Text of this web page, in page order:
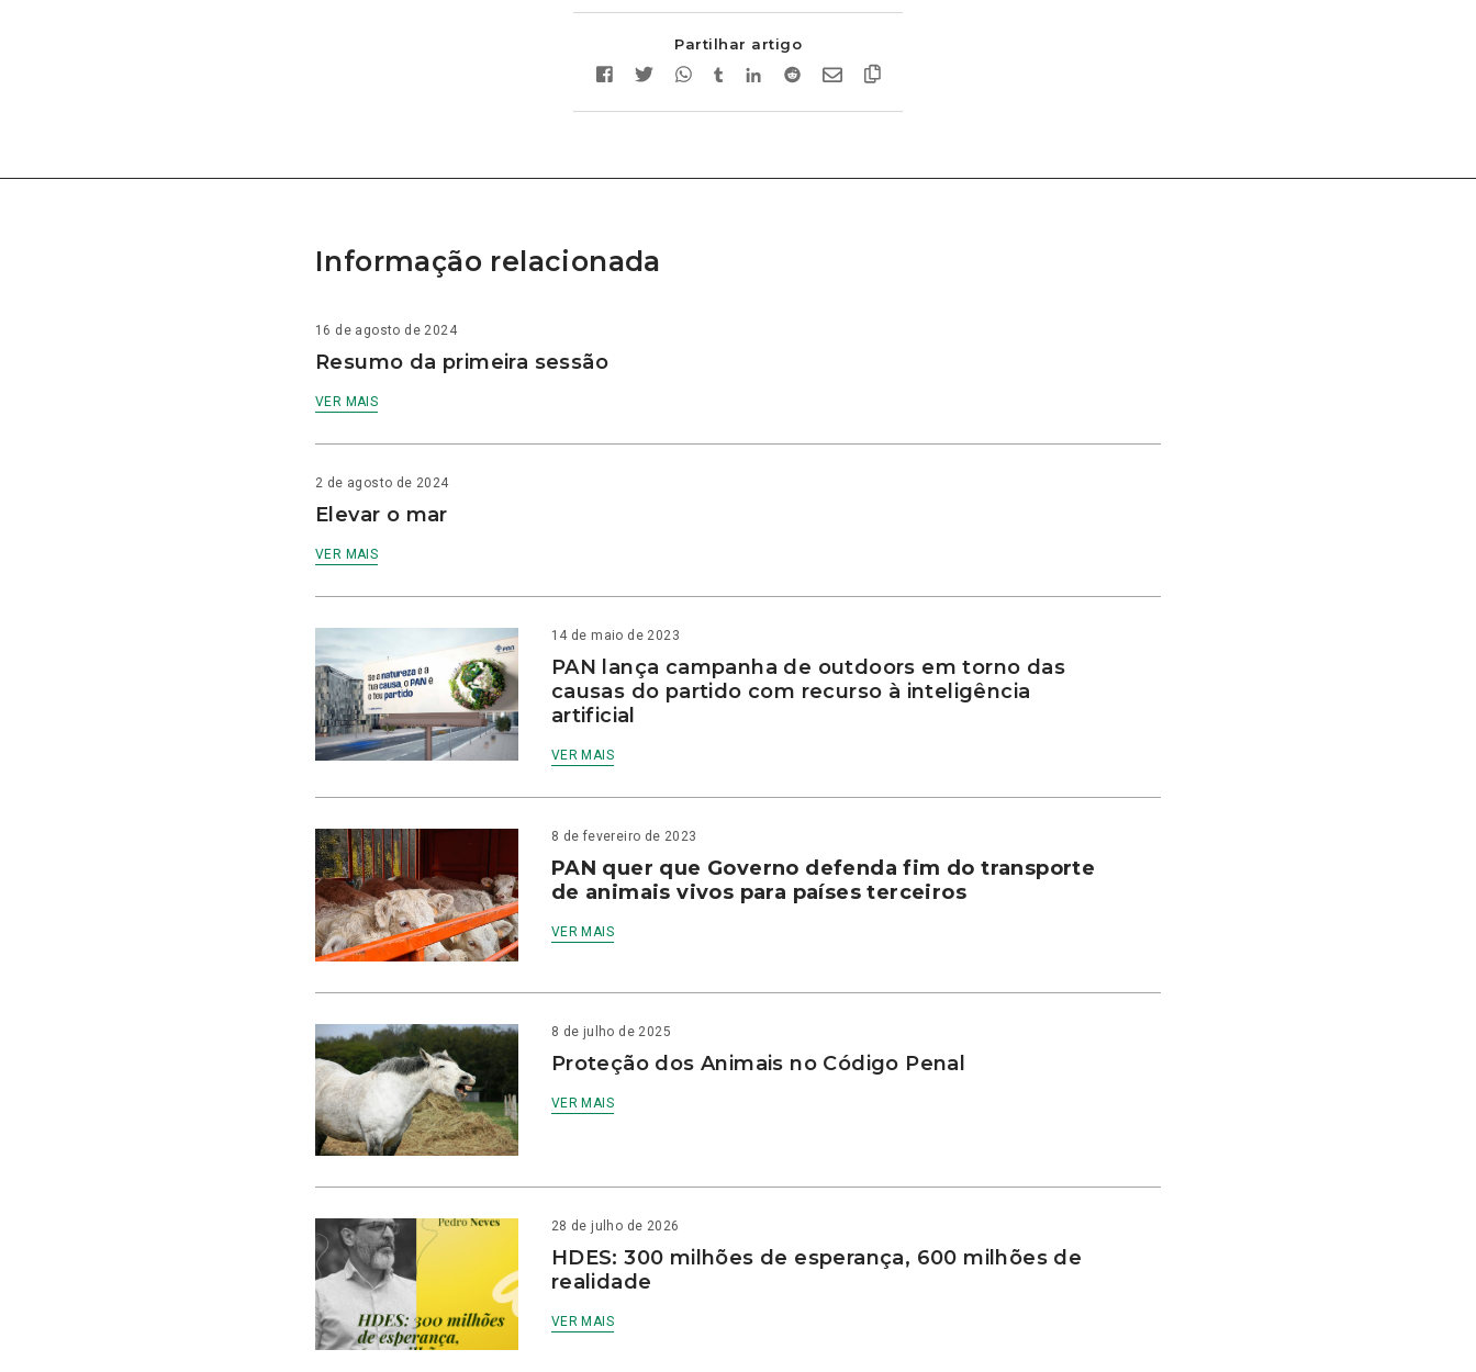
Partilhar artigo
Informação relacionada
16 de agosto de 2024
Resumo da primeira sessão
VER MAIS
2 de agosto de 2024
Elevar o mar
VER MAIS
14 de maio de 2023
PAN lança campanha de outdoors em torno das
causas do partido com recurso à inteligência
artificial
VER MAIS
8 de fevereiro de 2023
PAN quer que Governo defenda fim do transporte
de animais vivos para países terceiros
VER MAIS
8 de julho de 2025
Proteção dos Animais no Código Penal
VER MAIS
28 de julho de 2026
HDES: 300 milhões de esperança, 600 milhões de
realidade
VER MAIS